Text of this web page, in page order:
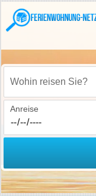
Wohin reisen Sie?
Anreise